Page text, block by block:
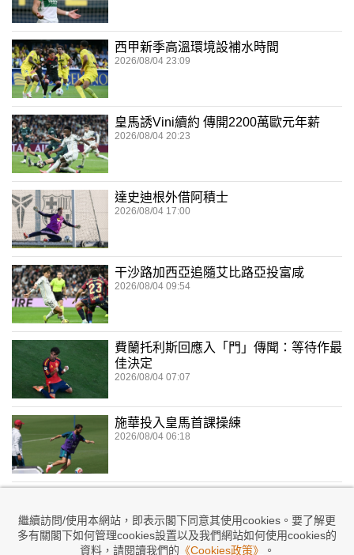
繼續訪問/使用本網站，即表示閣下同意其使用cookies。要了解更
多有關閣下如何管理cookies設置以及我們網站如何使用cookies的
資料，請閱讀我們的 《Cookies政策》 。
西甲新季高溫環境設補水時間
2026/08/04 23:09
皇馬誘Vini續約 傳開2200萬歐元年薪
2026/08/04 20:23
達史迪根外借阿積士
2026/08/04 17:00
干沙路加西亞追隨艾比路亞投富咸
2026/08/04 09:54
費蘭托利斯回應入「門」傳聞：等待作最
佳決定
2026/08/04 07:07
施華投入皇馬首課操練
2026/08/04 06:18